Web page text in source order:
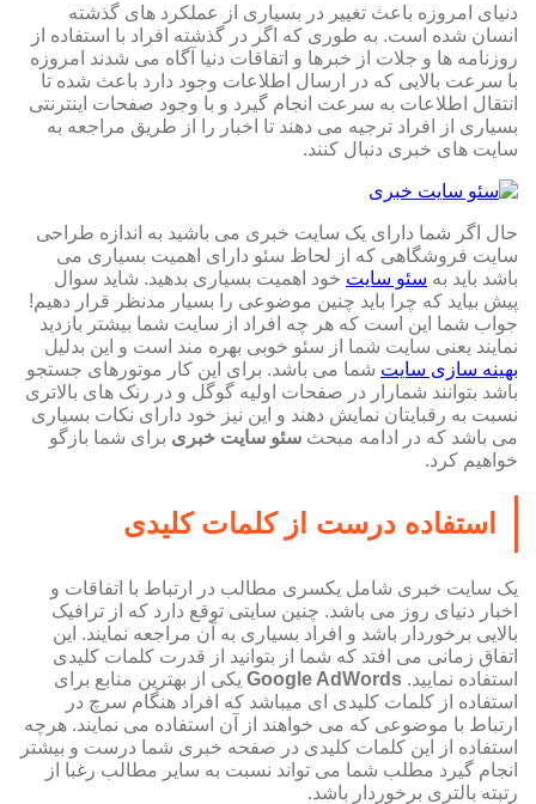
دنیای امروزه باعث تغییر در بسیاری از عملکرد های گذشته
انسان شده است. به طوری که اگر در گذشته افراد با استفاده از
روزنامه ها و جلات از خبرها و اتفاقات دنیا آگاه می شدند امروزه
با سرعت بالایی که در ارسال اطلاعات وجود دارد باعث شده تا
انتقال اطلاعات به سرعت انجام گیرد و با وجود صفحات اینترنتی
بسیاری از افراد ترجیه می دهند تا اخبار را از طریق مراجعه به
سایت های خبری دنبال کنند.
حال اگر شما دارای یک سایت خبری می باشید به اندازه طراحی
سایت فروشگاهی که از لحاظ سئو دارای اهمیت بسیاری می
باشد باید به سئو سایت خود اهمیت بسیاری بدهید. شاید سوال
پیش بیاید که چرا باید چنین موضوعی را بسیار مدنظر قرار دهیم!
جواب شما این است که هر چه افراد از سایت شما بیشتر بازدید
نمایند یعنی سایت شما از سئو خوبی بهره مند است و این بدلیل
بهینه سازی سایت شما می باشد. برای این کار موتورهای جستجو
باشد بتوانند شمارار در صفحات اولیه گوگل و در رنک های بالاتری
نسبت به رقبایتان نمایش دهند و این نیز خود دارای نکات بسیاری
می باشد که در ادامه مبحث سئو سایت خبری برای شما بازگو
خواهیم کرد.
استفاده درست از کلمات کلیدی
یک سایت خبری شامل یکسری مطالب در ارتباط با اتفاقات و
اخبار دنیای روز می باشد. چنین سایتی توقع دارد که از ترافیک
بالایی برخوردار باشد و افراد بسیاری به آن مراجعه نمایند. این
اتفاق زمانی می افتد که شما از بتوانید از قدرت کلمات کلیدی
استفاده نمایید. Google AdWords یکی از بهترین منابع برای
استفاده از کلمات کلیدی ای میباشد که افراد هنگام سرچ در
ارتباط با موضوعی که می خواهند از آن استفاده می نمایند. هرچه
استفاده از این کلمات کلیدی در صفحه خبری شما درست و بیشتر
انجام گیرد مطلب شما می تواند نسبت به سایر مطالب رغبا از
رتبته بالتری برخوردار باشد.